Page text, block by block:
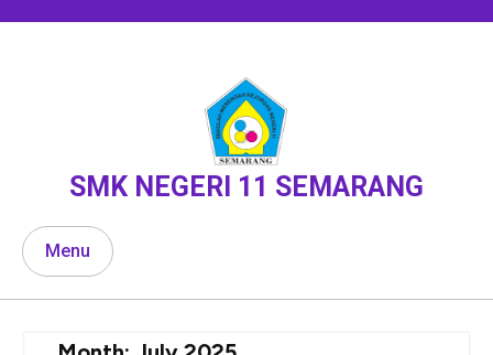
SMK NEGERI 11 SEMARANG
Menu